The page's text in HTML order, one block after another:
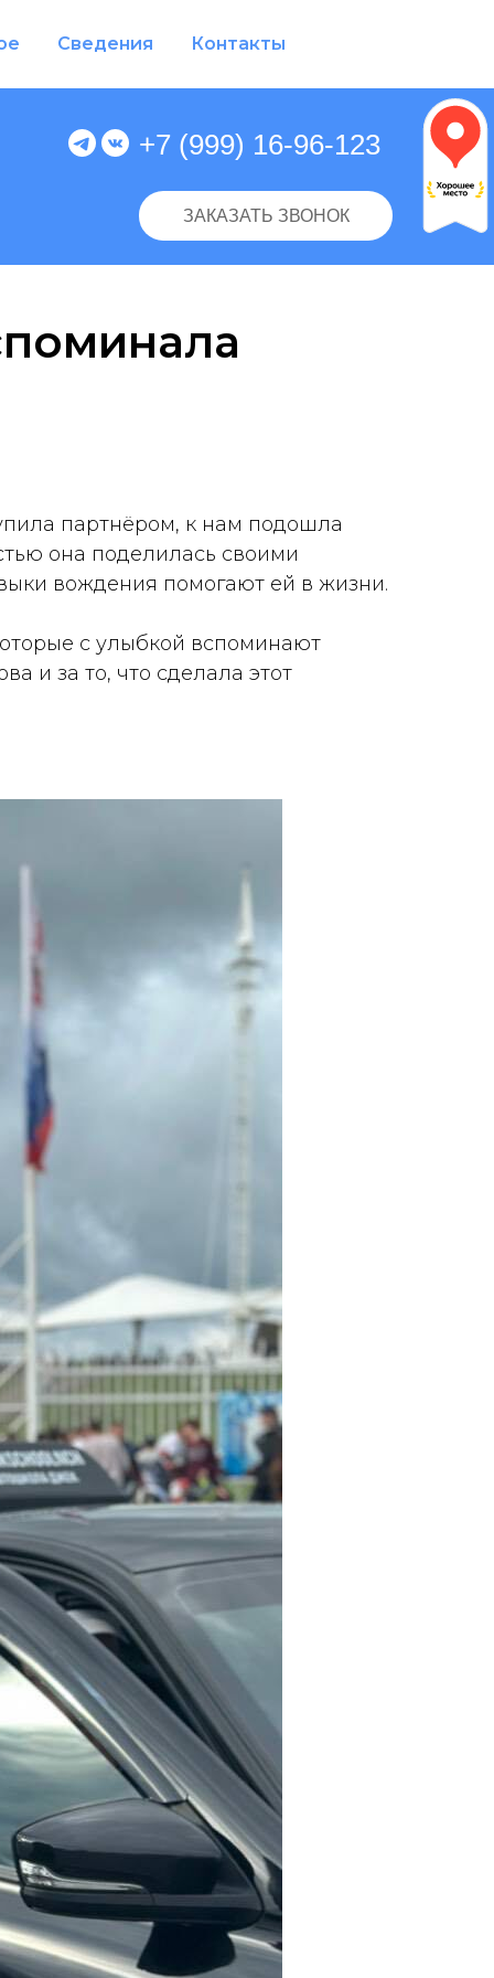
Сведения Контакты
ЗАКАЗАТЬ ЗВОНОК
+7 (999) 16-96-123
партнёром, к нам подошла
она поделилась своими
вождения помогают ей в жизни.
с улыбкой вспоминают
и за то, что сделала этот